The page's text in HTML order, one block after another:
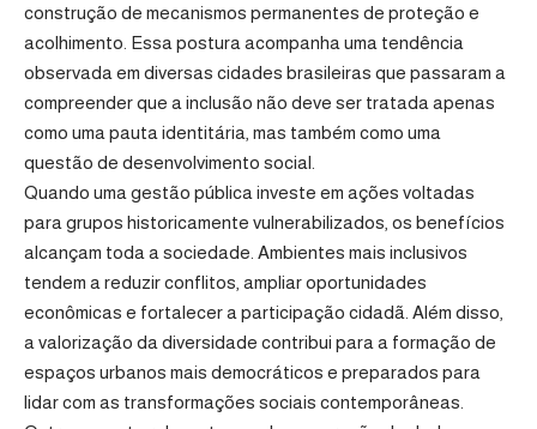
construção de mecanismos permanentes de proteção e
acolhimento. Essa postura acompanha uma tendência
observada em diversas cidades brasileiras que passaram a
compreender que a inclusão não deve ser tratada apenas
como uma pauta identitária, mas também como uma
questão de desenvolvimento social.
Quando uma gestão pública investe em ações voltadas
para grupos historicamente vulnerabilizados, os benefícios
alcançam toda a sociedade. Ambientes mais inclusivos
tendem a reduzir conflitos, ampliar oportunidades
econômicas e fortalecer a participação cidadã. Além disso,
a valorização da diversidade contribui para a formação de
espaços urbanos mais democráticos e preparados para
lidar com as transformações sociais contemporâneas.